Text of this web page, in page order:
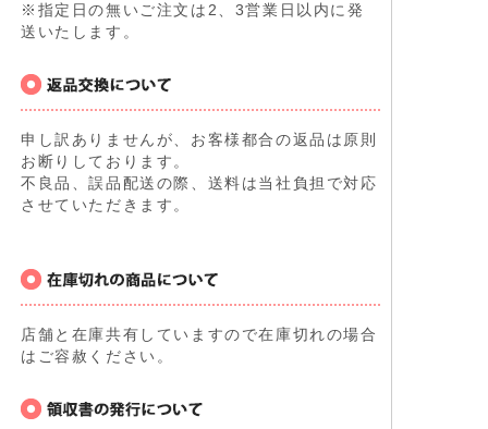
※指定日の無いご注文は2、3営業日以内に発
送いたします。
申し訳ありませんが、お客様都合の返品は原則
お断りしております。
不良品、誤品配送の際、送料は当社負担で対応
させていただきます。
店舗と在庫共有していますので在庫切れの場合
はご容赦ください。